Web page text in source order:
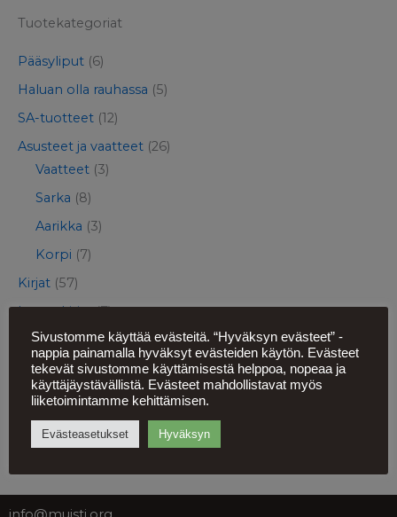
Tuotekategoriat
Pääsyliput (6)
Haluan olla rauhassa (5)
SA-tuotteet (12)
Asusteet ja vaatteet (26)
Vaatteet (3)
Sarka (8)
Aarikka (3)
Korpi (7)
Kirjat (57)
Lastenkirjat(7)
Lupaus-korusarja(8)
Elintarvikkeet(5)
Pelit ja lelut(7)
Julisteet ja magneetit(30)
Muut tuotteet(14)
Sivustomme käyttää evästeitä. “Hyväksyn evästeet” -
nappia painamalla hyväksyt evästeiden käytön. Evästeet
tekevät sivustomme käyttämisestä helppoa, nopeaa ja
käyttäjäystävällistä. Evästeet mahdollistavat myös
liiketoimintamme kehittämisen.
Evästeasetukset Hyväksyn